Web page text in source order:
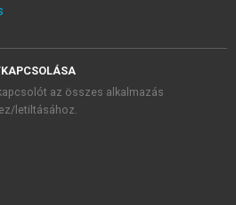
az összes alkalmazás
letiltásához.